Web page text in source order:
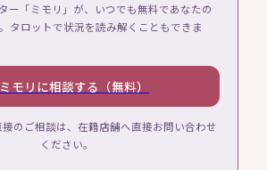
ー「ミモリ」が、いつでも無料であなたの
タロットで状況を読み解くこともできま
ミモリに相談する（無料）
のご相談は、在籍店舗へ直接お問い合わせ
ください。